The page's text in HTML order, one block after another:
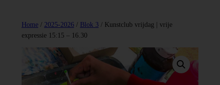
Home/ 2025-2026/ Blok 3 / Kunstclub vrijdag | vrije
expressie 15:15 – 16.30